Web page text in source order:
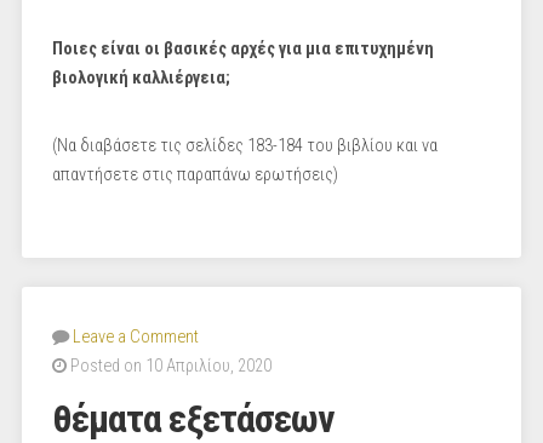
Ποιες είναι οι βασικές αρχές για μια επιτυχημένη
βιολογική καλλιέργεια;
(Να διαβάσετε τις σελίδες 183-184 του βιβλίου και να
απαντήσετε στις παραπάνω ερωτήσεις)
Leave a Comment
Posted on 10 Απριλίου, 2020
θέματα εξετάσεων